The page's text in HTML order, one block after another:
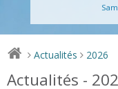
> Actualités > 2026
Actualités -